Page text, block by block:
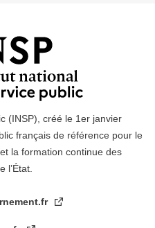
(INSP), créé le 1er janvier
français de référence pour le
la formation continue des
l’État.